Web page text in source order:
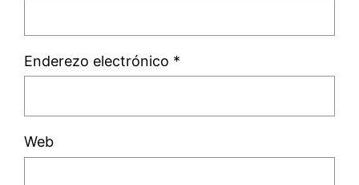
Enderezo electrónico *
Web